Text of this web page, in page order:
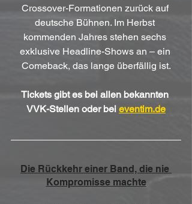
Crossover-Formationen zurück auf
deutsche Bühnen. Im Herbst
kommenden Jahres stehen sechs
exklusive Headline-Shows an – ein
Comeback, das lange überfällig ist.
Tickets gibt es bei allen bekannten
VVK-Stellen oder bei eventim.de
Die Rückkehr einer Band, die nie
Kompromisse machte